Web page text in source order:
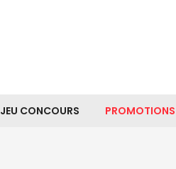
JEU CONCOURS PROMOTIONS